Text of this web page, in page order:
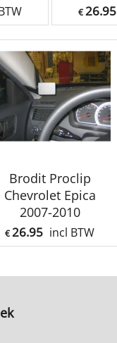
€ 26.95
Brodit Proclip
Chevrolet Epica
2007-2010
€ 26.95 incl BTW